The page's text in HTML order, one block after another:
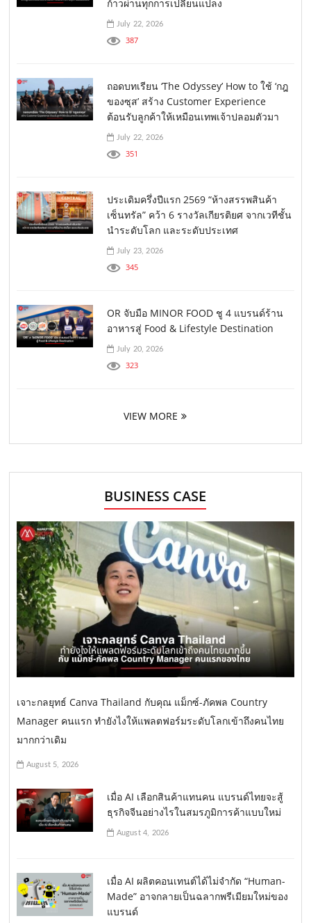
ก้าวผ่านทุกการเปลี่ยนแปลง
July 22, 2026
387
ถอดบทเรียน ‘The Odyssey’ How to ใช้ ‘กฎ
ของซุส’ สร้าง Customer Experience
ต้อนรับลูกค้าให้เหมือนเทพเจ้าปลอมตัวมา
July 22, 2026
351
ประเดิมครึ่งปีแรก 2569 “ห้างสรรพสินค้า
เซ็นทรัล” คว้า 6 รางวัลเกียรติยศ จากเวทีชั้น
นำระดับโลก และระดับประเทศ
July 23, 2026
345
OR จับมือ MINOR FOOD ชู 4 แบรนด์ร้าน
อาหารสู่ Food & Lifestyle Destination
July 20, 2026
323
VIEW MORE
BUSINESS CASE
เจาะกลยุทธ์ Canva Thailand กับคุณ แม็กซ์-ภัคพล Country
Manager คนแรก ทำยังไงให้แพลตฟอร์มระดับโลกเข้าถึงคนไทย
มากกว่าเดิม
August 5, 2026
เมื่อ AI เลือกสินค้าแทนคน แบรนด์ไทยจะสู้
ธุรกิจจีนอย่างไรในสมรภูมิการค้าแบบใหม่
August 4, 2026
เมื่อ AI ผลิตคอนเทนต์ได้ไม่จำกัด “Human-
Made” อาจกลายเป็นฉลากพรีเมียมใหม่ของ
แบรนด์